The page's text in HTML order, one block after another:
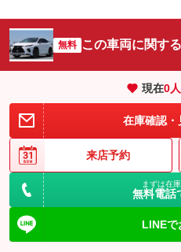
無料 この車両に関す
現在0人
在庫確認・
来店予約
まずは在
無料電話
LINEで